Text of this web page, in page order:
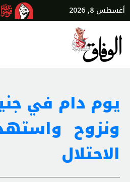
أغسطس 8, 2026
يوم دام في
ونزوح
الاحتلال